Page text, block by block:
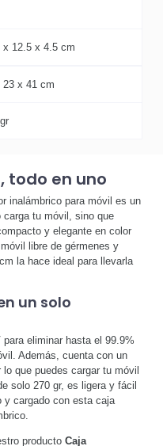
x 12.5 x 4.5 cm
23 x 41 cm
todo en uno
inalámbrico para móvil es un
tu móvil, sino que
y elegante en color
libre de gérmenes y
la hace ideal para llevarla
un solo
eliminar hasta el 99.9%
Además, cuenta con un
que puedes cargar tu móvil
solo 270 gr, es ligera y fácil
y cargado con esta caja
producto Caja